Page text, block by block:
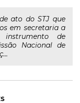
ato do STJ que
em secretaria a
de
Nacional de